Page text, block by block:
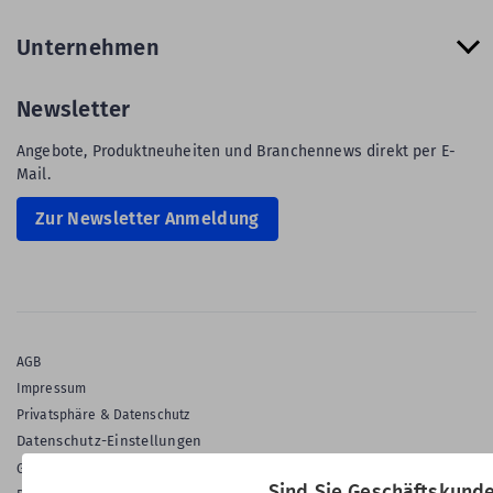
Unternehmen
Newsletter
Angebote, Produktneuheiten und Branchennews direkt per E-
Mail.
Zur Newsletter Anmeldung
AGB
Impressum
Privatsphäre & Datenschutz
Datenschutz-Einstellungen
Gewährleistung